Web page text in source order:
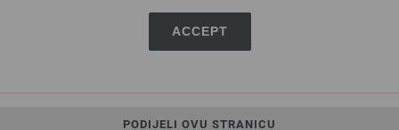
ACCEPT
PODIJELI OVU STRANICU